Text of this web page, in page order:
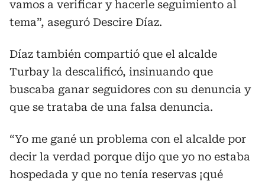
vamos a verificar y hacerle seguimiento al
tema”, aseguró Descire Díaz.
Díaz también compartió que el alcalde
Turbay la descalificó, insinuando que
buscaba ganar seguidores con su denuncia y
que se trataba de una falsa denuncia.
“Yo me gané un problema con el alcalde por
decir la verdad porque dijo que yo no estaba
hospedada y que no tenía reservas ¡qué